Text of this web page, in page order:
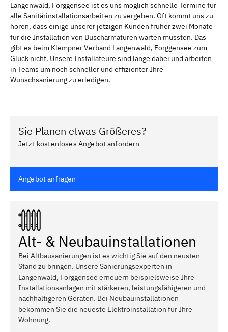
Langenwald, Forggensee ist es uns möglich schnelle Termine für
alle Sanitärinstallationsarbeiten zu vergeben. Oft kommt uns zu
hören, dass einige unserer jetzigen Kunden früher zwei Monate
für die Installation von Duscharmaturen warten mussten. Das
gibt es beim Klempner Verband Langenwald, Forggensee zum
Glück nicht. Unsere Installateure sind lange dabei und arbeiten
in Teams um noch schneller und effizienter Ihre
Wunschsanierung zu erledigen.
Sie Planen etwas Größeres?
Jetzt kostenloses Angebot anfordern
Angebot anfragen
Alt- & Neubauinstallationen
Bei Altbausanierungen ist es wichtig Sie auf den neusten
Stand zu bringen. Unsere Sanierungsexperten in
Langenwald, Forggensee erneuern beispielsweise Ihre
Installationsanlagen mit stärkeren, leistungsfähigeren und
nachhaltigeren Geräten. Bei Neubauinstallationen
bekommen Sie die neueste Elektroinstallation für Ihre
Wohnung.